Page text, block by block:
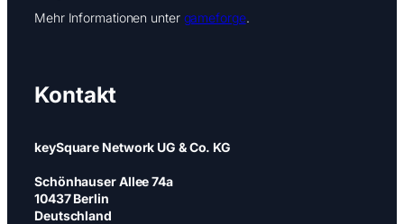
Mehr Informationen unter gameforge.
Kontakt
keySquare Network UG & Co. KG
Schönhauser Allee 74a
10437 Berlin
Deutschland